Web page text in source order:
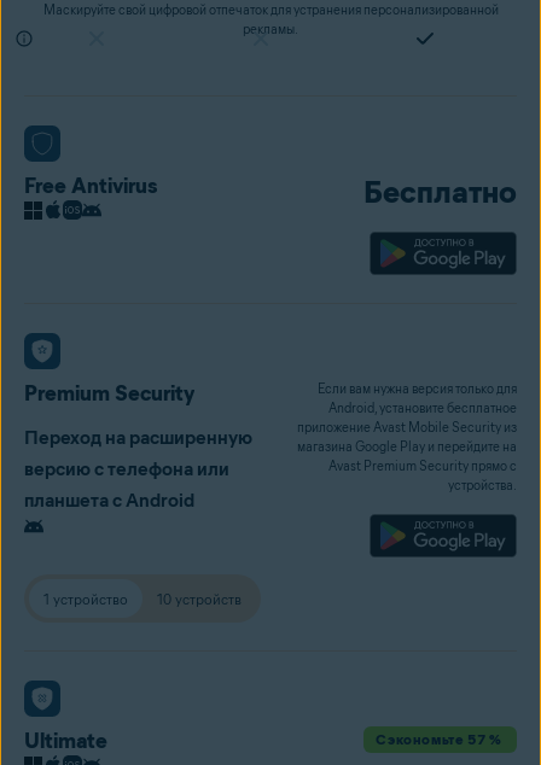
Маскируйте свой цифровой отпечаток для устранения персонализированной
рекламы.
Free Antivirus Бесплатно
Premium Security
Переход на расширенную
версию с телефона или
планшета с Android
1 устройство 10 устройств
Если вам нужна версия только для
Android, установите бесплатное
приложение Avast Mobile Security из
магазина Google Play и перейдите на
Avast Premium Security прямо с
устройства.
Ultimate Сэкономьте 57 %